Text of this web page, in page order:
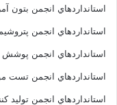
استانداردهاي انجمن بتون
استانداردهاي انجمن
استانداردهاي انجمن
استانداردهاي انجمن تست
استانداردهاي انجمن توليد